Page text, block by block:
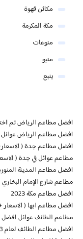
مكائن قهوة
مكة المكرمة
منوعات
منيو
ينبع
افضل مطاعم الرياض تم
افضل مطاعم الرياض عوائل
افضل مطاعم جدة (
مطاعم عوائل في جدة (
افضل مطاعم المدينة
مطاعم شارع الإمام البخاري المدينة
افضل مطاعم مكة 2023
افضل مطاعم ابها ( الاسعار
مطاعم الطائف عوائل افضل 10 مطاعم
افضل مطاعم الطائف لعام 2023